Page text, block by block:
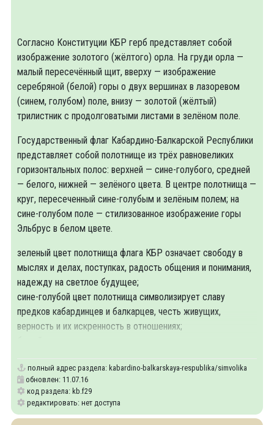
Согласно Конституции КБР герб представляет собой
изображение золотого (жёлтого) орла. На груди орла —
малый пересечённый щит, вверху — изображение
серебряной (белой) горы о двух вершинах в лазоревом
(синем, голубом) поле, внизу — золотой (жёлтый)
трилистник с продолговатыми листами в зелёном поле.
Государственный флаг Кабардино-Балкарской Республики
представляет собой полотнище из трёх равновеликих
горизонтальных полос: верхней — сине-голубого, средней
— белого, нижней — зелёного цвета. В центре полотнища —
круг, пересеченный сине-голубым и зелёным полем; на
сине-голубом поле — стилизованное изображение горы
Эльбрус в белом цвете.
зеленый цвет полотнища флага КБР означает свободу в
мыслях и делах, поступках, радость общения и понимания,
надежду на светлое будущее;
сине-голубой цвет полотнища символизирует славу
предков кабардинцев и балкарцев, честь живущих,
верность и их искренность в отношениях;
полный адрес раздела: kabardino-balkarskaya-respublika/simvolika
обновлен: 11.07.16
код раздела: kb.f29
редактировать: нет доступа